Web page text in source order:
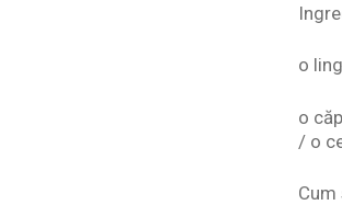
o
o
/ o
Cum